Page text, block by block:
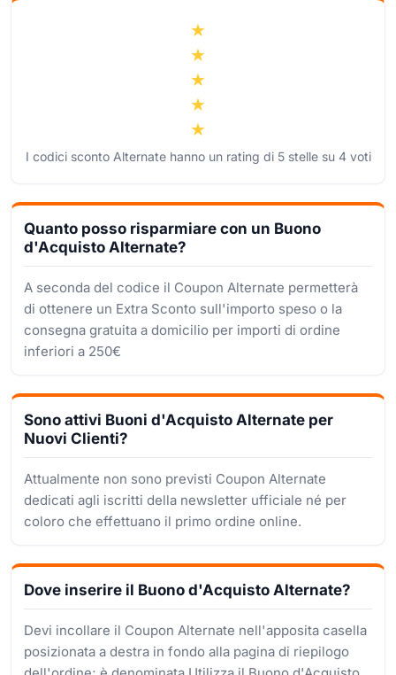
I codici sconto Alternate hanno un rating di 5stelle su 4voti
Quanto posso risparmiare con un Buono
d'Acquisto Alternate?
A seconda del codice il Coupon Alternate permetterà
di ottenere un Extra Sconto sull'importo speso o la
consegna gratuita a domicilio per importi di ordine
inferiori a 250€
Sono attivi Buoni d'Acquisto Alternate per
Nuovi Clienti?
Attualmente non sono previsti Coupon Alternate
dedicati agli iscritti della newsletter ufficiale né per
coloro che effettuano il primo ordine online.
Dove inserire il Buono d'Acquisto Alternate?
Devi incollare il Coupon Alternate nell'apposita casella
posizionata a destra in fondo alla pagina di riepilogo